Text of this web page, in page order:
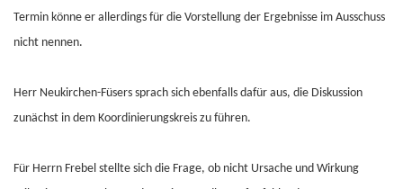
Termin könne er allerdings für die Vorstellung der Ergebnisse im Ausschuss
nicht nennen.
Herr Neukirchen-Füsers sprach sich ebenfalls dafür aus, die Diskussion
zunächst in dem Koordinierungskreis zu führen.
Für Herrn Frebel stellte sich die Frage, ob nicht Ursache und Wirkung